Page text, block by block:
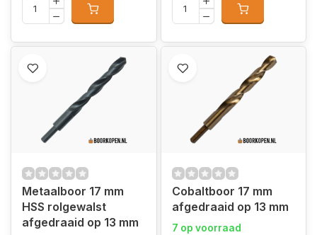
Metaalboor 17 mm
HSS rolgewalst
afgedraaid op 13 mm
Cobaltboor 17 mm
afgedraaid op 13 mm
7 op voorraad